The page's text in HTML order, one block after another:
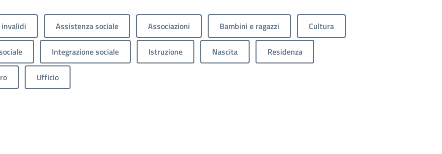
Assistenza sociale Associazioni Bambini e ragazzi Cultura
Integrazione sociale Istruzione Nascita Residenza
Ufficio